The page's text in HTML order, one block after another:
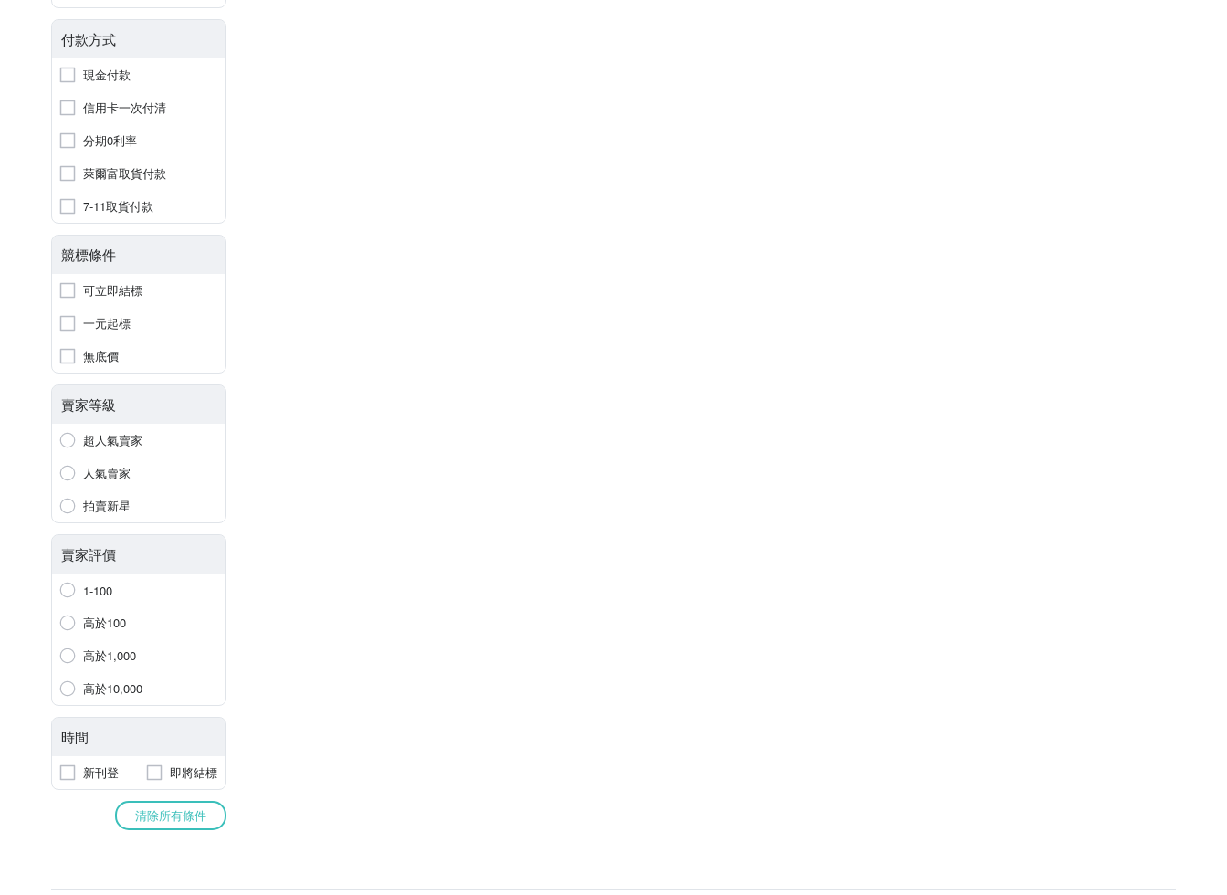
付款方式
現金付款
信用卡一次付清
分期0利率
萊爾富取貨付款
7-11取貨付款
競標條件
可立即結標
一元起標
無底價
賣家等級
超人氣賣家
人氣賣家
拍賣新星
賣家評價
1-100
高於100
高於1,000
高於10,000
時間
新刊登 即將結標
清除所有條件